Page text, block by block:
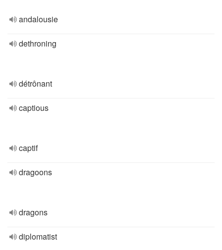
andalousie
dethroning
détrônant
captious
captif
dragoons
dragons
diplomatist